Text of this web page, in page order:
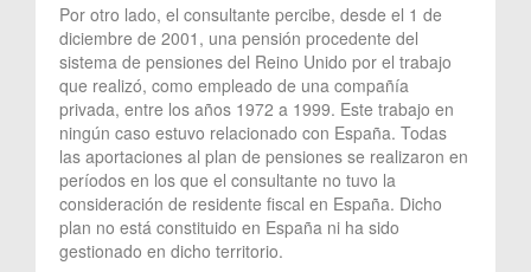
Por otro lado, el consultante percibe, desde el 1 de
diciembre de 2001, una pensión procedente del
sistema de pensiones del Reino Unido por el trabajo
que realizó, como empleado de una compañía
privada, entre los años 1972 a 1999. Este trabajo en
ningún caso estuvo relacionado con España. Todas
las aportaciones al plan de pensiones se realizaron en
períodos en los que el consultante no tuvo la
consideración de residente fiscal en España. Dicho
plan no está constituido en España ni ha sido
gestionado en dicho territorio.